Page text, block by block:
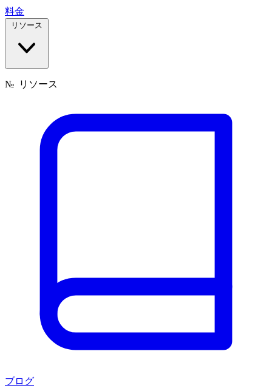
料金
リソース
№ リソース
ブログ